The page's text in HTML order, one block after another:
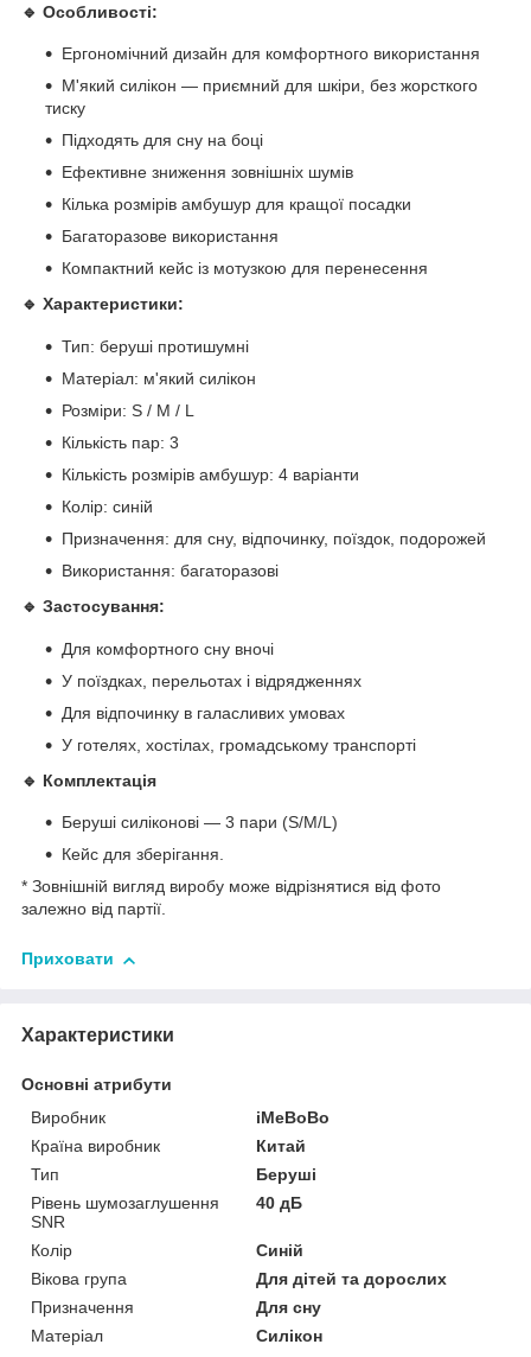
🔹 Особливості:
Ергономічний дизайн для комфортного використання
М'який силікон — приємний для шкіри, без жорсткого
тиску
Підходять для сну на боці
Ефективне зниження зовнішніх шумів
Кілька розмірів амбушур для кращої посадки
Багаторазове використання
Компактний кейс із мотузкою для перенесення
🔹 Характеристики:
Тип: беруші протишумні
Матеріал: м'який силікон
Розміри: S / M / L
Кількість пар: 3
Кількість розмірів амбушур: 4 варіанти
Колір: синій
Призначення: для сну, відпочинку, поїздок, подорожей
Використання: багаторазові
🔹 Застосування:
Для комфортного сну вночі
У поїздках, перельотах і відрядженнях
Для відпочинку в галасливих умовах
У готелях, хостілах, громадському транспорті
🔹 Комплектація
Беруші силіконові — 3 пари (S/M/L)
Кейс для зберігання.
* Зовнішній вигляд виробу може відрізнятися від фото
залежно від партії.
Приховати
Характеристики
Основні атрибути
Виробник
iMeBoBo
Країна виробник
Китай
Тип
Беруші
Рівень шумозаглушення
SNR
40 дБ
Колір
Синій
Вікова група
Для дітей та дорослих
Призначення
Для сну
Матеріал
Силікон